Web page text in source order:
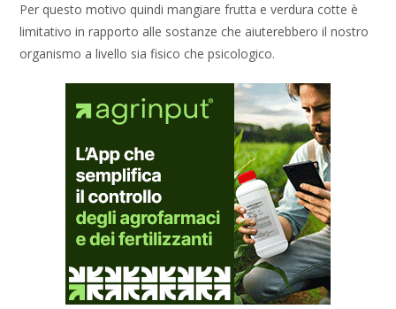
Per questo motivo quindi mangiare frutta e verdura cotte è
limitativo in rapporto alle sostanze che aiuterebbero il nostro
organismo a livello sia fisico che psicologico.